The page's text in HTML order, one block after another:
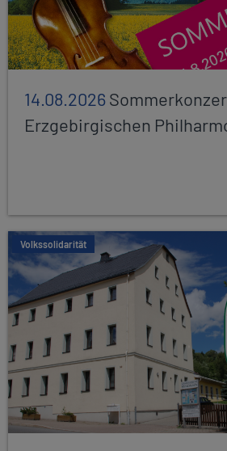
14.08.2026
Erzgebirgischen
Volkssolidarität